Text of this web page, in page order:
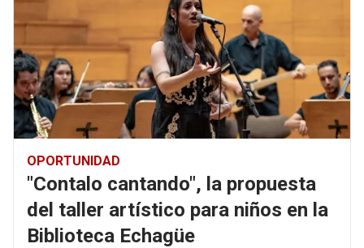
OPORTUNIDAD
"Contalo cantando", la propuesta
del taller artístico para niños en la
Biblioteca Echagüe